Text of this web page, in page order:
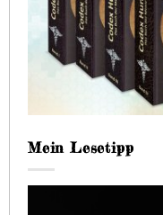
Mein Lesetipp